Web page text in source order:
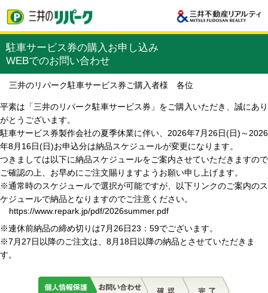
駐車サービス券の購入お申し込み
WEBでのお問い合わせ
三井のリパーク駐車サービス券ご購入者様 各位
平素は「三井のリパーク駐車サービス券」をご購入いただき、誠にあり
がとうございます。
駐車サービス券製作会社の夏季休業に伴い、2026年7月26日(日)～2026
年8月16日(日)お申込分は納品スケジュールが変更になります。
つきましては以下に納品スケジュールをご案内させていただきますので
ご確認の上、お早めにご注文賜りますようお願い申し上げます。
※通常時のスケジュールで選択が可能ですが、以下リンクのご案内のス
ケジュールで納品となりますのでご注意ください。
https://www.repark.jp/pdf/2026summer.pdf
※連休前納品の締め切りは7月26日23：59でございます。
※7月27日以降のご注文は、8月18日以降の納品とさせていただきま
す。